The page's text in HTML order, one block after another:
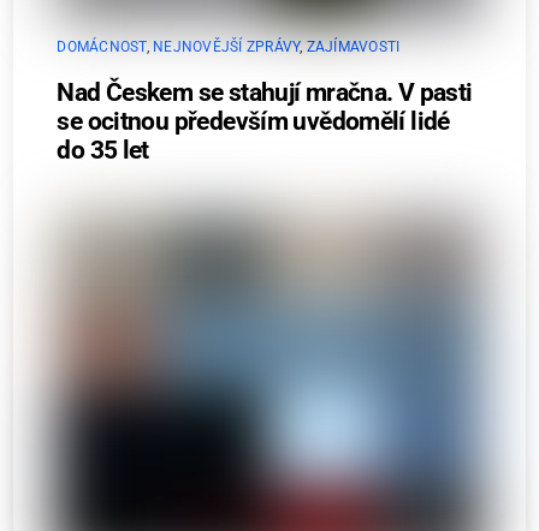
DOMÁCNOST, NEJNOVĚJŠÍ ZPRÁVY, ZAJÍMAVOSTI
Nad Českem se stahují mračna. V pasti
se ocitnou především uvědomělí lidé
do 35 let